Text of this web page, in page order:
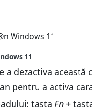
dezactiva această
pentru a activa
tasta Fn +